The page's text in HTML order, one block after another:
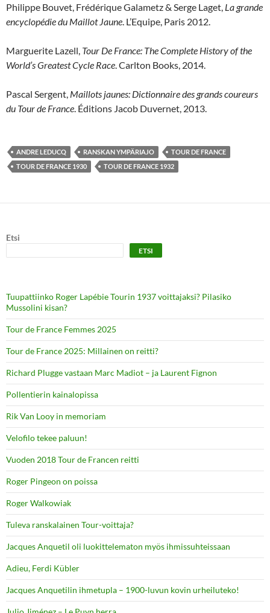
Philippe Bouvet, Frédérique Galametz & Serge Laget, La grande
encyclopédie du Maillot Jaune . L’Equipe, Paris 2012.
Marguerite Lazell, Tour De France: The Complete History of the
World’s Greatest Cycle Race . Carlton Books, 2014.
Pascal Sergent, Maillots jaunes: Dictionnaire des grands coureurs
du Tour de France . Éditions Jacob Duvernet, 2013.
ANDRE LEDUCQ RANSKAN YMPÄRIAJO
TOUR DE FRANCE
TOUR DE FRANCE 1930
TOUR DE FRANCE 1932
Etsi
ETSI
Tuupattiinko Roger Lapébie Tourin 1937 voittajaksi? Pilasiko
Mussolini kisan?
Tour de France Femmes 2025
Tour de France 2025: Millainen on reitti?
Richard Plugge vastaan Marc Madiot – ja Laurent Fignon
Pollentierin kainalopissa
Rik Van Looy in memoriam
Velofilo tekee paluun!
Vuoden 2018 Tour de Francen reitti
Roger Pingeon on poissa
Roger Walkowiak
Tuleva ranskalainen Tour-voittaja?
Jacques Anquetil oli luokittelematon myös ihmissuhteissaan
Adieu, Ferdi Kübler
Jacques Anquetilin ihmetupla – 1900-luvun kovin urheiluteko!